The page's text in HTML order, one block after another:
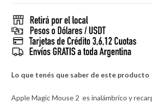
Lo que tenés que saber de este producto
Apple Magic Mouse 2 es inalámbrico y